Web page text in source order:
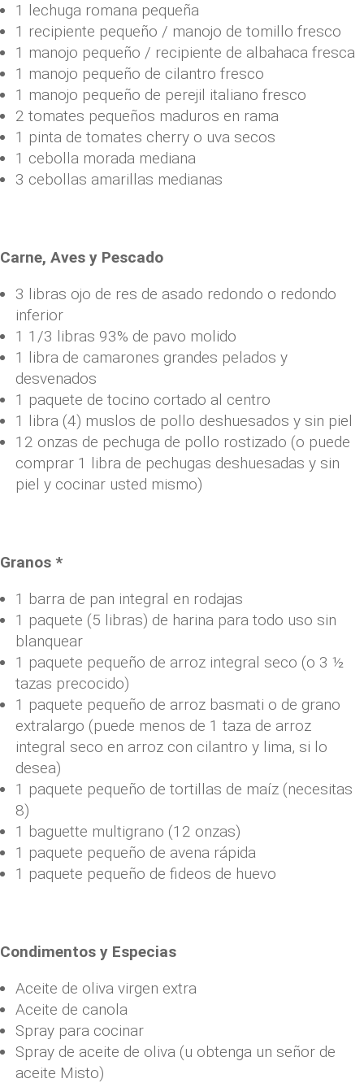
1 lechuga romana pequeña
1 recipiente pequeño / manojo de tomillo fresco
1 manojo pequeño / recipiente de albahaca fresca
1 manojo pequeño de cilantro fresco
1 manojo pequeño de perejil italiano fresco
2 tomates pequeños maduros en rama
1 pinta de tomates cherry o uva secos
1 cebolla morada mediana
3 cebollas amarillas medianas
Carne, Aves y Pescado
3 libras ojo de res de asado redondo o redondo
inferior
1 1/3 libras 93% de pavo molido
1 libra de camarones grandes pelados y
desvenados
1 paquete de tocino cortado al centro
1 libra (4) muslos de pollo deshuesados ​​y sin piel
12 onzas de pechuga de pollo rostizado (o puede
comprar 1 libra de pechugas deshuesadas y sin
piel y cocinar usted mismo)
Granos *
1 barra de pan integral en rodajas
1 paquete (5 libras) de harina para todo uso sin
blanquear
1 paquete pequeño de arroz integral seco (o 3 ½
tazas precocido)
1 paquete pequeño de arroz basmati o de grano
extralargo (puede menos de 1 taza de arroz
integral seco en arroz con cilantro y lima, si lo
desea)
1 paquete pequeño de tortillas de maíz (necesitas
8)
1 baguette multigrano (12 onzas)
1 paquete pequeño de avena rápida
1 paquete pequeño de fideos de huevo
Condimentos y Especias
Aceite de oliva virgen extra
Aceite de canola
Spray para cocinar
Spray de aceite de oliva (u obtenga un señor de
aceite Misto)